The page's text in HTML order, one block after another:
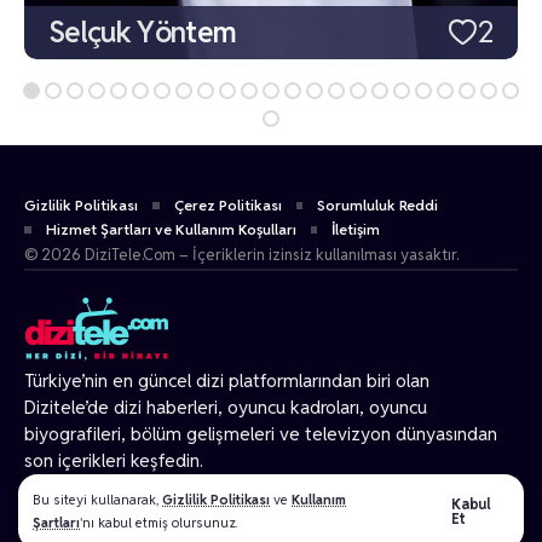
Bu siteyi kullanarak, Gizlilik Politikası ve Kullanım
Şartları'nı kabul etmiş olursunuz.
Kabul
Et
2
Selçuk Yöntem
Türkiye’nin en güncel dizi platformlarından biri olan
Dizitele’de dizi haberleri, oyuncu kadroları, oyuncu
biyografileri, bölüm gelişmeleri ve televizyon dünyasından
son içerikleri keşfedin.
© 2026 Tüm Hakları Gizlidir.
Gizlilik Politikası Çerez Politikası
Sorumluluk Reddi
Hizmet Şartları ve Kullanım Koşulları
İletişim
© 2026 DiziTele.Com – İçeriklerin izinsiz kullanılması yasaktır.